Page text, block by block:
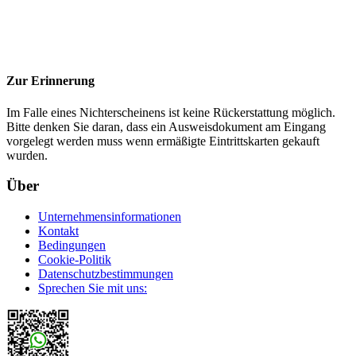
Zur Erinnerung
Im Falle eines Nichterscheinens ist keine Rückerstattung möglich.
Bitte denken Sie daran, dass ein Ausweisdokument am Eingang
vorgelegt werden muss wenn ermäßigte Eintrittskarten gekauft
wurden.
Über
Unternehmensinformationen
Kontakt
Bedingungen
Cookie-Politik
Datenschutzbestimmungen
Sprechen Sie mit uns: